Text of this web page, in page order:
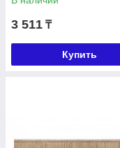
3 511 ₸
Купить